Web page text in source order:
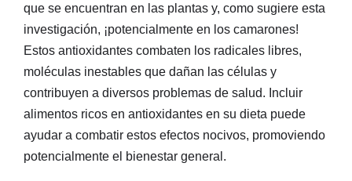
que se encuentran en las plantas y, como sugiere esta
investigación, ¡potencialmente en los camarones!
Estos antioxidantes combaten los radicales libres,
moléculas inestables que dañan las células y
contribuyen a diversos problemas de salud. Incluir
alimentos ricos en antioxidantes en su dieta puede
ayudar a combatir estos efectos nocivos, promoviendo
potencialmente el bienestar general.